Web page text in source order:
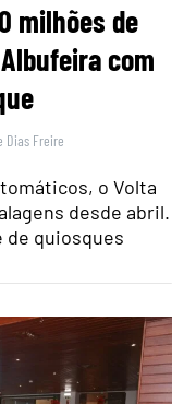
milhões de
com
Dias Freire
o Volta
desde abril.
de quiosques